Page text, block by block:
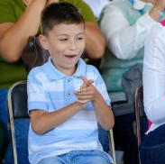
Se sumarán tres
participen en las
materias de
de tres
la persona titular de
generará la posible
postulación emitida